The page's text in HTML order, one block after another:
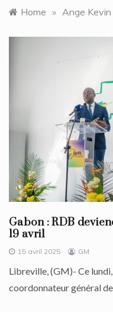
Home » Ange
Gabon : RDB
19 avril
15 avril 2025 GM
Libreville, (GM)- Ce
coordonnateur général